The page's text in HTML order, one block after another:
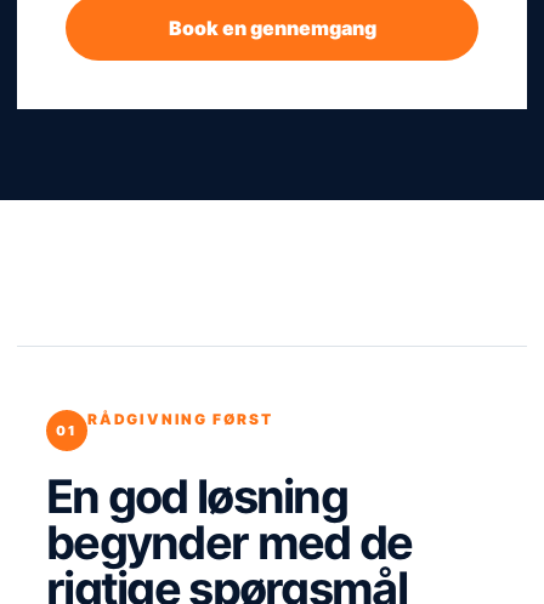
Book en gennemgang
RÅDGIVNING FØRST
En god løsning
begynder med de
rigtige spørgsmål